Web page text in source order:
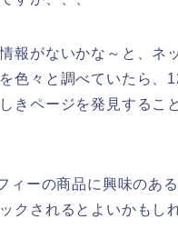
報がないかな～と、ネ
色々と調べていたら、
きページを発見するこ
ィーの商品に興味のあ
クされるとよいかもし